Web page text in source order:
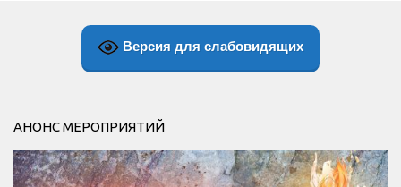
Версия для слабовидящих
АНОНС МЕРОПРИЯТИЙ